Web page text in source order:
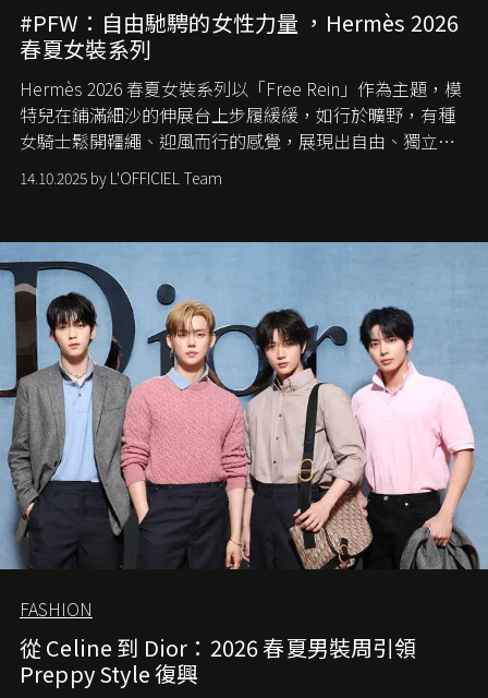
#PFW：自由馳騁的女性力量 ，Hermès 2026
春夏女裝系列
Hermès 2026 春夏女裝系列以「Free Rein」作為主題，模
特兒在鋪滿細沙的伸展台上步履緩緩，如行於曠野，有種
女騎士鬆開韁繩、迎風而行的感覺，展現出自由、獨立與
從容的態度。
14.10.2025 by L'OFFICIEL Team
FASHION
從 Celine 到 Dior：2026 春夏男裝周引領
Preppy Style 復興